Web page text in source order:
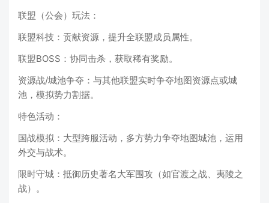
联盟（公会）玩法：
联盟科技：贡献资源，提升全联盟成员属性。
联盟BOSS：协同击杀，获取稀有奖励。
资源战/城池争夺：与其他联盟实时争夺地图资源点或城
池，模拟势力割据。
特色活动：
国战模拟：大型跨服活动，多方势力争夺地图城池，运用
外交与战术。
限时守城：抵御历史著名大军围攻（如官渡之战、夷陵之
战）。